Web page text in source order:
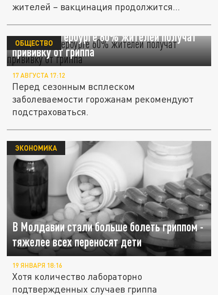
жителей – вакцинация продолжится...
В Санкт-Петербурге 60% жителей получат
прививку от гриппа
ОБЩЕСТВО
17 АВГУСТА 17:12
Перед сезонным всплеском
заболеваемости горожанам рекомендуют
подстраховаться.
В Молдавии стали больше болеть гриппом -
тяжелее всех переносят дети
ЭКОНОМИКА
19 ЯНВАРЯ 18:16
Хотя количество лабораторно
подтвержденных случаев гриппа